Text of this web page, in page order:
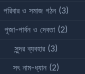
পরিবার ও সমাজ গঠন(3)
পূজা-পার্বন ও দেবতা(2)
সুন্দর ব্যবহার(3)
সৎ নাম-ধ্যান(2)